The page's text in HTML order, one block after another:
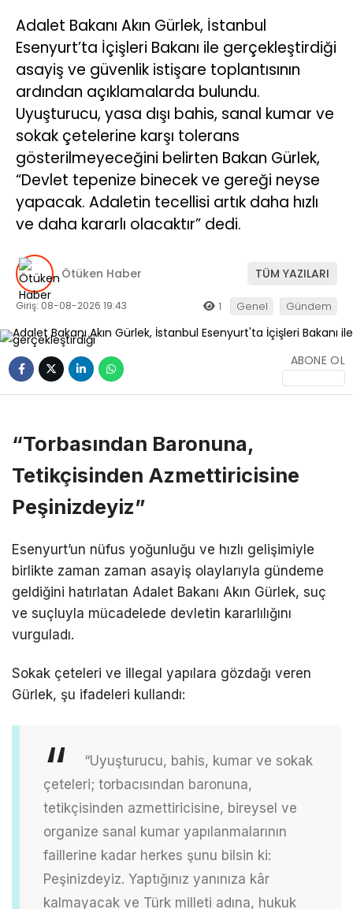
Adalet Bakanı Akın Gürlek, İstanbul
Esenyurt’ta İçişleri Bakanı ile gerçekleştirdiği
asayiş ve güvenlik istişare toplantısının
ardından açıklamalarda bulundu.
Uyuşturucu, yasa dışı bahis, sanal kumar ve
sokak çetelerine karşı tolerans
gösterilmeyeceğini belirten Bakan Gürlek,
“Devlet tepenize binecek ve gereği neyse
yapacak. Adaletin tecellisi artık daha hızlı
ve daha kararlı olacaktır” dedi.
Ötüken Haber TÜM YAZILARI
Giriş: 08-08-2026 19:43 1 Genel Gündem
ABONE OL
“Torbasından Baronuna,
Tetikçisinden Azmettiricisine
Peşinizdeyiz”
Esenyurt’un nüfus yoğunluğu ve hızlı gelişimiyle
birlikte zaman zaman asayiş olaylarıyla gündeme
geldiğini hatırlatan Adalet Bakanı Akın Gürlek, suç
ve suçluyla mücadelede devletin kararlılığını
vurguladı.
Sokak çeteleri ve illegal yapılara gözdağı veren
Gürlek, şu ifadeleri kullandı:
“Uyuşturucu, bahis, kumar ve sokak
çeteleri; torbacısından baronuna,
tetikçisinden azmettiricisine, bireysel ve
organize sanal kumar yapılanmalarının
faillerine kadar herkes şunu bilsin ki:
Peşinizdeyiz. Yaptığınız yanınıza kâr
kalmayacak ve Türk milleti adına, hukuk